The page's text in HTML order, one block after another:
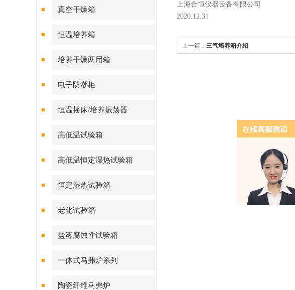
真空干燥箱
恒温培养箱
培养干燥两用箱
电子防潮柜
恒温摇床/培养振荡器
高低温试验箱
高低温恒定湿热试验箱
恒定湿热试验箱
老化试验箱
盐雾腐蚀性试验箱
一体式马弗炉系列
陶瓷纤维马弗炉
上海合恒仪器设备有限公司
2020.12.31
上一篇： 三气培养箱介绍